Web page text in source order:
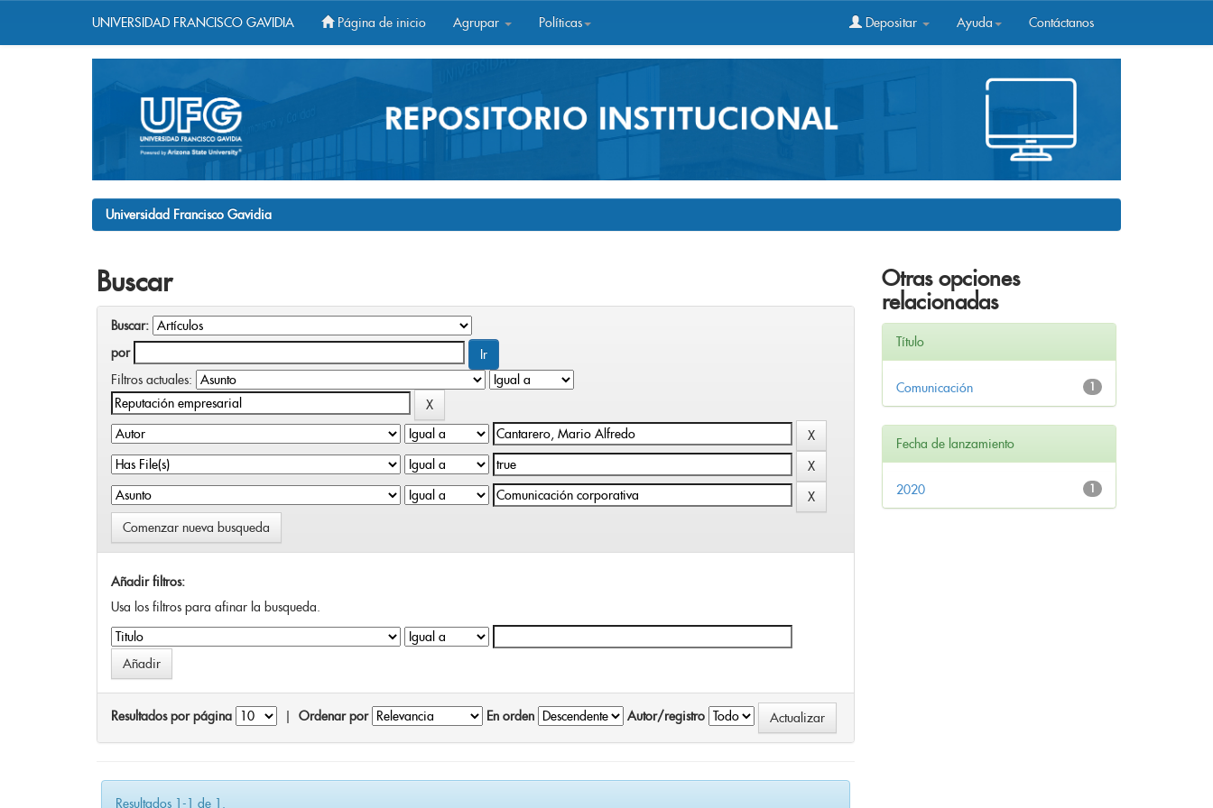
UNIVERSIDAD FRANCISCO GAVIDIA Página de inicio Agrupar Políticas Depositar Ayuda Contáctanos
Universidad Francisco Gavidia
Buscar
Buscar:
por
Filtros actuales:
Comenzar nueva busqueda
Añadir filtros:
Usa los filtros para afinar la busqueda.
Resultados por página Ordenar por En orden Autor/registro
Resultados 1-1 de 1.
Otras opciones
relacionadas
Título
1
Comunicación
Fecha de lanzamiento
1
2020